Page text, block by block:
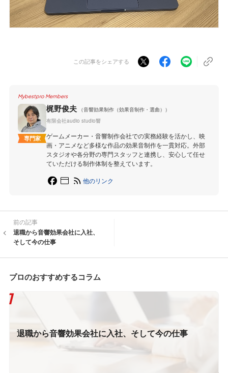
この記事をシェアする
Mybestpro Members
専門家
梶野俊夫
（音響効果制作（効果音制作・選曲））
有限会社audio studio響
ゲームメーカー・音響制作会社での実務経験を活かし、映
画・アニメなど多様な作品の効果音制作を一貫対応。外部
スタジオや各分野の専門スタッフと連携し、安心して任せ
ていただける制作体制を整えています。
他のリンク
前の記事
退職から音響効果会社に入社、
そして今の仕事
プロのおすすめするコラム
退職から音響効果会社に入社、そして今の仕事